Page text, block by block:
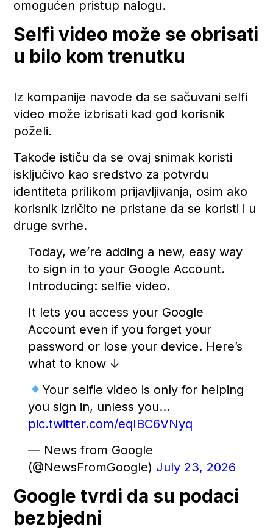
omogućen pristup nalogu.
Selfi video može se obrisati
u bilo kom trenutku
Iz kompanije navode da se sačuvani selfi
video može izbrisati kad god korisnik
poželi.
Takođe ističu da se ovaj snimak koristi
isključivo kao sredstvo za potvrdu
identiteta prilikom prijavljivanja, osim ako
korisnik izričito ne pristane da se koristi i u
druge svrhe.
Today, we’re adding a new, easy way
to sign in to your Google Account.
Introducing: selfie video.
It lets you access your Google
Account even if you forget your
password or lose your device. Here’s
what to know ↓
Your selfie video is only for helping
you sign in, unless you…
pic.twitter.com/eqIBC6VNyq
— News from Google
(@NewsFromGoogle) July 23, 2026
Google tvrdi da su podaci
bezbjedni